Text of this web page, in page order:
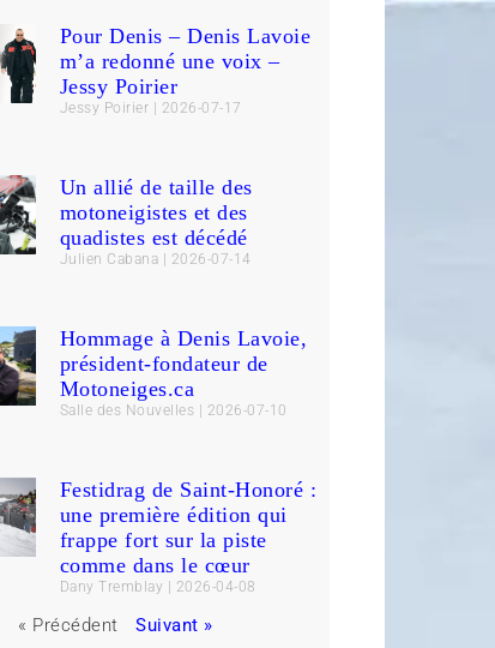
Pour Denis – Denis Lavoie
m’a redonné une voix –
Jessy Poirier
Jessy Poirier 2026-07-17
Un allié de taille des
motoneigistes et des
quadistes est décédé
Julien Cabana 2026-07-14
Hommage à Denis Lavoie,
président-fondateur de
Motoneiges.ca
Salle des Nouvelles 2026-07-10
Festidrag de Saint-Honoré :
une première édition qui
frappe fort sur la piste
comme dans le cœur
Dany Tremblay 2026-04-08
« Précédent Suivant »